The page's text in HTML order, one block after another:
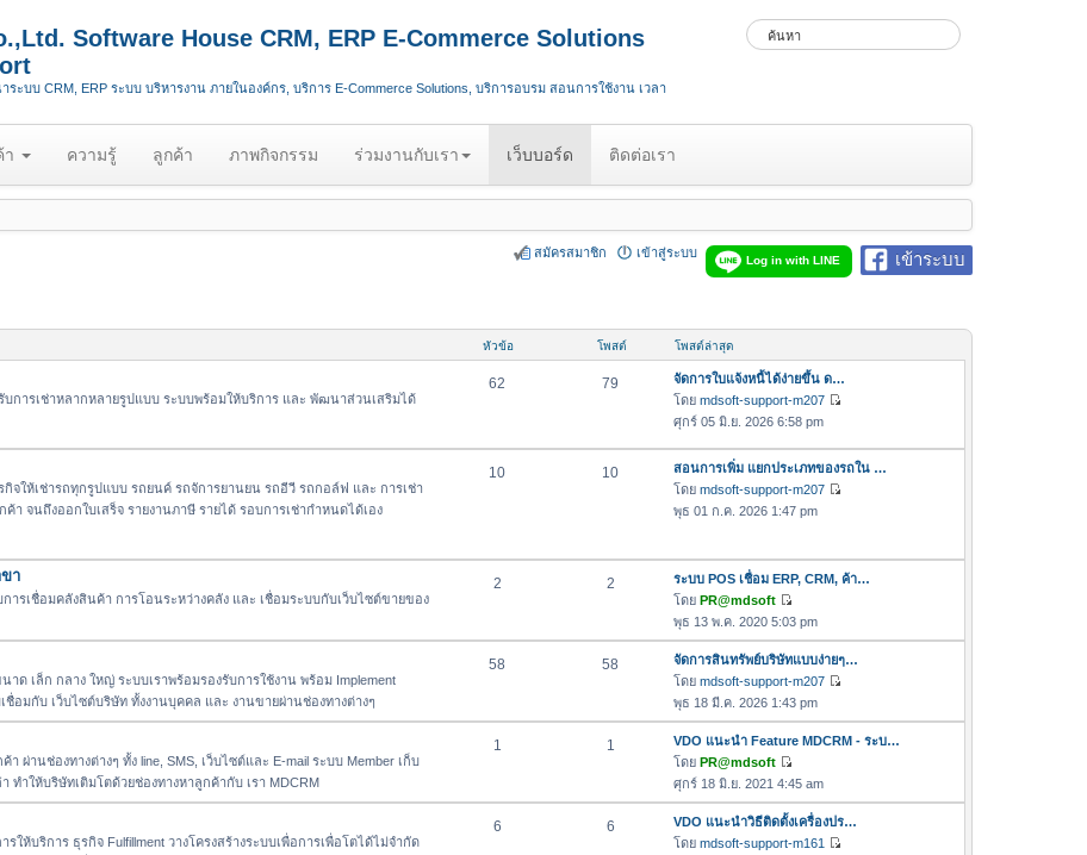
Software House CRM, ERP E-Commerce Solutions
ะบบ CRM, ERP ระบบ บริหารงาน ภายในองค์กร, บริการ E-Commerce Solutions, บริการอบรม สอนการใช้งาน เวลา
า ความรู้ ลูกค้า ภาพกิจกรรม ร่วมงานกับเรา เว็บบอร์ด ติดต่อเรา
เข้าระบบ
Log in with LINE
เข้าสู่ระบบ
สมัครสมาชิก
หัวข้อ โพสต์ โพสต์ล่าสุด
การเช่าหลากหลายรูปแบบ ระบบพร้อมให้บริการ และ พัฒนาส่วนเสริมได้
62 79
จัดการใบแจ้งหนี้ได้ง่ายขึ้น ด…
โดย mdsoft-support-m207
ล่
า
ศุกร์ 05 มิ.ย. 2026 6:58 pm
จให้เช่ารถทุกรูปแบบ รถยนค์ รถจัการยานยน รถอีวี รถกอล์ฟ และ การเช่า
จนถึงออกใบเสร็จ รายงานภาษี รายได้ รอบการเช่ากำหนดได้เอง
10 10
สอนการเพิ่ม แยกประเภทของรถใน …
โดย mdsoft-support-m207
ค
ล่
ด
พุธ 01 ก.ค. 2026 1:47 pm
า
รเชื่อมคลังสินค้า การโอนระหว่างคลัง และ เชื่อมระบบกับเว็บไซต์ขายของ
2 2
ระบบ POS เชื่อม ERP, CRM, ค้า…
โดย PR@mdsoft
ดู
ข้
อ
ค
ว
า
ม
า
สุ
ด
พุธ 13 พ.ค. 2020 5:03 pm
ด เล็ก กลาง ใหญ่ ระบบเราพร้อมรองรับการใช้งาน พร้อม Implement
อมกับ เว็บไซต์บริษัท ทั้งงานบุคคล และ งานขายผ่านช่องทางต่างๆ
58 58
จัดการสินทรัพย์บริษัทแบบง่ายๆ…
โดย mdsoft-support-m207
ข้
อ
า
ม
พุธ 18 มี.ค. 2026 1:43 pm
านช่องทางต่างๆ ทั้ง line, SMS, เว็บไซต์และ E-mail ระบบ Member เก็บ
ำให้บริษัทเติมโตด้วยช่องทางหาลูกค้ากับ เรา MDCRM
1 1
VDO แนะนำ Feature MDCRM - ระบ…
โดย PR@mdsoft
ดู
ข้
อ
ค
ศุกร์ 18 มิ.ย. 2021 4:45 am
ให้บริการ ธุรกิจ Fulfillment วางโครงสร้างระบบเพื่อการเพื่อโตได้ไม่จำกัด
6 6
VDO แนะนำวิธีติดตั้งเครื่องปร…
โดย mdsoft-support-m161